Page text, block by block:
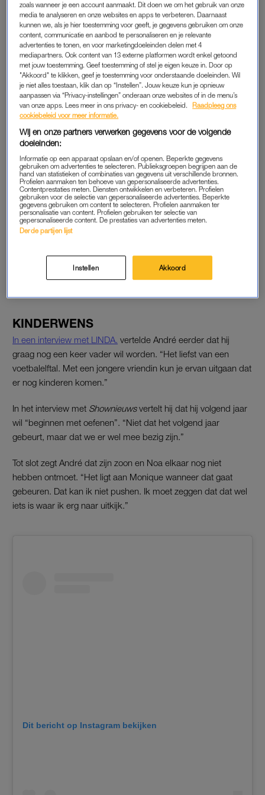
Na die avond blijven de twee met elkaar in contact. “Haar
vader heeft mij opgebeld. Hij zag dat het contact serieus was
en benadrukte dat ze maar 17 was, dus hij ging er een stokje
voor steken.” De zanger zegt dat hij op dat moment geen
relatie had metMonique Westenberg.
André nodigt de vader van Noa uit om bij een dinnershow van
hem te komen kijken. “Hij kwam met zijn dochter. Dit was vlak
voor ik naar Amerika ging. Ik zag haar en dacht: ik ben uit
elkaar, maar dat is nog niet bekend en daar wil ik ook niet over
praten. Het enige wat ik aan haar vroeg was of ze een vriend
had; daarop zei ze nee. Na Amerika heb ik meteen een appje
gestuurd.”
Hopelijk 'ooit met z'n allen': zo
kerst
KINDERWENS
In een interview met LINDA. vertelde André eerder dat hij
graag nog een keer vader wil worden. “Het liefst van een
voetbalelftal. Met een jongere vriendin kun je ervan uitgaan dat
er nog kinderen komen.”
In het interview met Shownieuwsvertelt hij dat hij volgend jaar
wil “beginnen met oefenen”. “Niet dat het volgend jaar
gebeurt, maar dat we er wel mee bezig zijn.”
Tot slot zegt André dat zijn zoon en Noa elkaar nog niet
hebben ontmoet. “Het ligt aan Monique wanneer dat gaat
gebeuren. Dat kan ik niet pushen. Ik moet zeggen dat dat wel
iets is waar ik erg naar uitkijk.”
Dit bericht op Instagram bekijken
zoals wanneer je een account aanmaakt. Dit doen we om het gebruik van onze
media te analyseren en onze websites en apps te verbeteren. Daarnaast
kunnen we, als je hier toestemming voor geeft, je gegevens gebruiken om onze
content, communicatie en aanbod te personaliseren en je relevante
advertenties te tonen, en voor marketingdoeleinden delen met 4
mediapartners. Ook content van 13 externe platformen wordt enkel getoond
met jouw toestemming. Geef toestemming of stel je eigen keuze in. Door op
"Akkoord" te klikken, geef je toestemming voor onderstaande doeleinden. Wil
je niet alles toestaan, klik dan op “Instellen”. Jouw keuze kun je opnieuw
aanpassen via “Privacy-instellingen” onderaan onze websites of in de menu’s
van onze apps. Lees meer in ons privacy- en cookiebeleid.
Raadpleeg ons
cookiebeleid voor meer informatie.
Wij en onze partners verwerken gegevens voor de volgende
doeleinden:
Informatie op een apparaat opslaan en/of openen. Beperkte gegevens
gebruiken om advertenties te selecteren. Publieksgroepen begrijpen aan de
hand van statistieken of combinaties van gegevens uit verschillende bronnen.
Profielen aanmaken ten behoeve van gepersonaliseerde advertenties.
Contentprestaties meten. Diensten ontwikkelen en verbeteren. Profielen
gebruiken voor de selectie van gepersonaliseerde advertenties. Beperkte
gegevens gebruiken om content te selecteren. Profielen aanmaken ter
personalisatie van content. Profielen gebruiken ter selectie van
gepersonaliseerde content. De prestaties van advertenties meten.
Derde partijen lijst
Instellen Akkoord